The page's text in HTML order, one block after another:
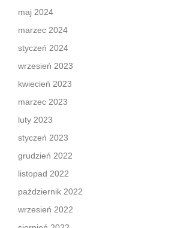
maj 2024
marzec 2024
styczeń 2024
wrzesień 2023
kwiecień 2023
marzec 2023
luty 2023
styczeń 2023
grudzień 2022
listopad 2022
październik 2022
wrzesień 2022